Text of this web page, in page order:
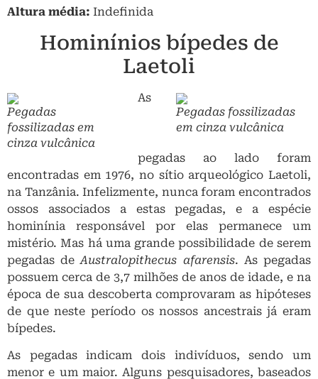
Altura média: Indefinida
Hominínios bípedes de
Laetoli
Pegadas
fossilizadas em
cinza vulcânica
Pegadas fossilizadas
em cinza vulcânica
As
pegadas ao lado foram
encontradas em 1976, no sítio arqueológico Laetoli,
na Tanzânia. Infelizmente, nunca foram encontrados
ossos associados a estas pegadas, e a espécie
hominínia responsável por elas permanece um
mistério. Mas há uma grande possibilidade de serem
pegadas deAustralopithecus afarensis. As pegadas
possuem cerca de 3,7 milhões de anos de idade, e na
época de sua descoberta comprovaram as hipóteses
de que neste período os nossos ancestrais já eram
bípedes.
As pegadas indicam dois indivíduos, sendo um
menor e um maior. Alguns pesquisadores, baseados